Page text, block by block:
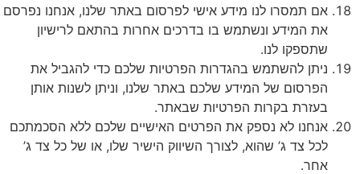
אם תמסרו לנו מידע אישי לפרסום באתר שלנו, אנחנו נפרסם
את המידע ונשתמש בו בדרכים אחרות בהתאם לרישיון
שתספקו לנו.
ניתן להשתמש בהגדרות הפרטיות שלכם כדי להגביל את
הפרסום של המידע שלכם באתר שלנו, וניתן לשנות אותן
בעזרת בקרות הפרטיות שבאתר.
אנחנו לא נספק את הפרטים האישיים שלכם ללא הסכמתכם
לכל צד ג’ שהוא, לצורך השיווק הישיר שלו, או של כל צד ג’
אחר.